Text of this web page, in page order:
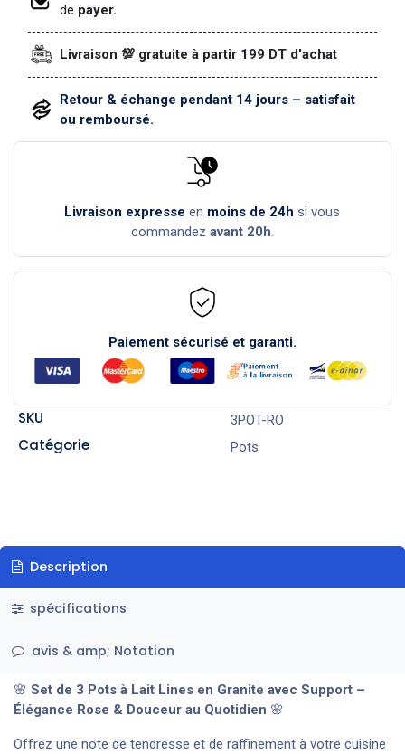
de payer.
Livraison 💯 gratuite à partir 199 DT d'achat
Retour & échange pendant 14 jours – satisfait
ou remboursé.
Livraison expresse en moins de 24h si vous
commandez avant 20h.
Paiement sécurisé et garanti.
SKU 3POT-RO
Catégorie Pots
Description
spécifications
avis & amp; Notation
🌸 Set de 3 Pots à Lait Lines en Granite avec Support –
Élégance Rose & Douceur au Quotidien 🌸
Offrez une note de tendresse et de raffinement à votre cuisine